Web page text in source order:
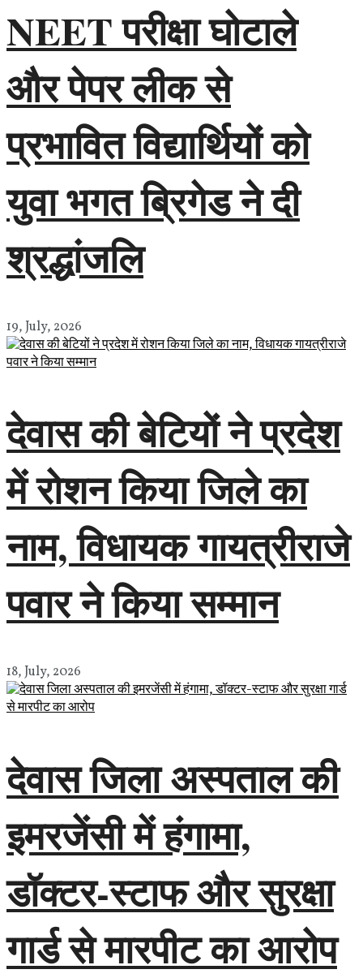
NEET परीक्षा घोटाले
और पेपर लीक से
प्रभावित विद्यार्थियों को
युवा भगत ब्रिगेड ने दी
श्रद्धांजलि
19, July, 2026
देवास की बेटियों ने प्रदेश
में रोशन किया जिले का
नाम, विधायक गायत्रीराजे
पवार ने किया सम्मान
18, July, 2026
देवास जिला अस्पताल की
इमरजेंसी में हंगामा,
डॉक्टर-स्टाफ और सुरक्षा
गार्ड से मारपीट का आरोप